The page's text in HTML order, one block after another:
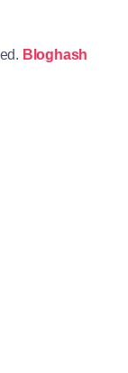
Bloghash